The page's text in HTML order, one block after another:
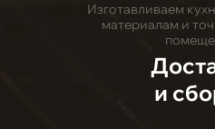
Изготавливаем
материалам и
и